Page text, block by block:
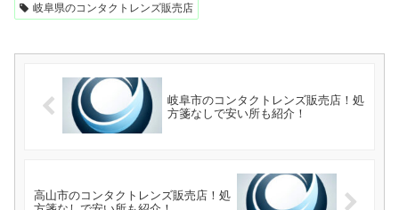
岐阜県のコンタクトレンズ販売店
岐阜市のコンタクトレンズ販売店！処
方箋なしで安い所も紹介！
高山市のコンタクトレンズ販売店！処